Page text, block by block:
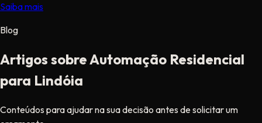
Saiba mais
Blog
Artigos sobre Automação Residencial
para Lindóia
Conteúdos para ajudar na sua decisão antes de solicitar um